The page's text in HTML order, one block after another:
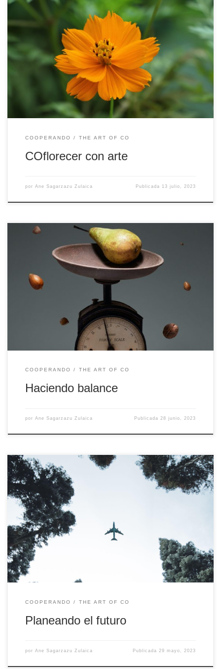
Mi nombre es María Ollo, soy asesora de desarrollo personal y gran
parte de mi actividad profesional la dedico al acompañamiento y
asesoramiento de mis clientes en el desarrollo de su bienestar
emocional. El inicio de mi colaboración con la Unidad Dual
coincide con el nacimiento del Máster Dual en […]
COOPERANDO THE ART OF CO
COflorecer con arte
por Ane Sagarzazu Zulaica Publicada 13 julio, 2023
El final del curso académico 2022-2023 se acerca, y como siempre
que termina algo, nos gustaría hacer un repaso y un balance de lo
acontecido durante este curso. Este año ha sido un año repleto de
diseñadas y nuevas personas que se […]
COOPERANDO THE ART OF CO
Haciendo balance
por Ane Sagarzazu Zulaica Publicada28 junio, 2023
Las cálidas temperaturas y los días cada vez más largos nos avisan
de que el verano está llamando a la puerta, y con él, el final de
curso. Un momento lleno de emociones encontradas en la vida de
un participante dual tal y como lo compartíamos en el post del
[…]
COOPERANDO THE ART OF CO
Planeando el futuro
por Ane Sagarzazu Zulaica Publicada 29 mayo, 2023